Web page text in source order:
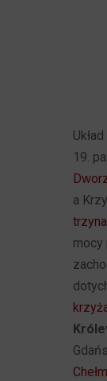
19.
a
mocy